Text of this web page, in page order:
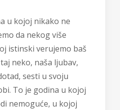
u kojoj nikako ne
da nekog više
istinski verujemo baš
neko, naša ljubav,
sesti u svoju
To je godina u kojoj
nemoguće, u kojoj